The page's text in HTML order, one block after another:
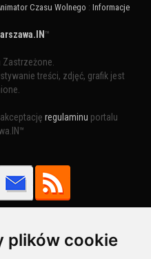
plików cookie
Czasu Wolnego : Informacje
™
Zastrzeżone.
treści, zdjęć, grafik jest
regulaminu portalu
obsługuje: